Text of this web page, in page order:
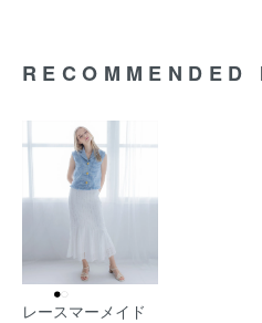
RECOMMENDED
レースマーメイド